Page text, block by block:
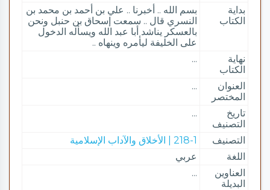
بداية
الكتاب
بسم الله .. أخبرنا .. علي بن أحمد بن محمد بن
النسري قال .. سمعت إسحاق بن حنبل ونحن
بالعسكر يناشد أبا عبد الله ويسأله الدخول
على الخليفة ليأمره وينهاه ..
نهاية
الكتاب
...
العنوان
المختصر
...
تاريخ
التصنيف
...
التصنيف
218-1 | الأخلاق والآداب الإسلامية
اللغة
عربي
العناوين
البديلة
...